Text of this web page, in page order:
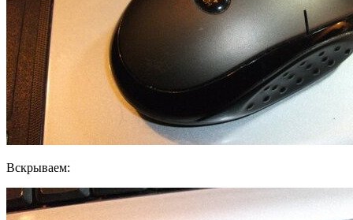
Вскрываем: